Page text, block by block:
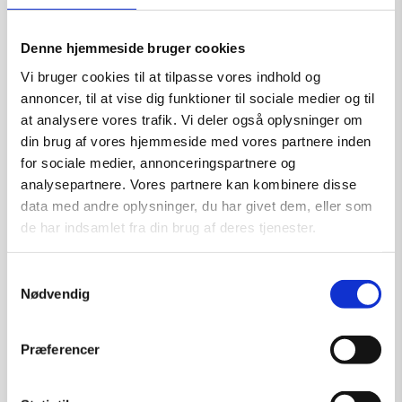
Denne hjemmeside bruger cookies
Vi bruger cookies til at tilpasse vores indhold og
annoncer, til at vise dig funktioner til sociale medier og til
at analysere vores trafik. Vi deler også oplysninger om
din brug af vores hjemmeside med vores partnere inden
for sociale medier, annonceringspartnere og
analysepartnere. Vores partnere kan kombinere disse
data med andre oplysninger, du har givet dem, eller som
de har indsamlet fra din brug af deres tjenester.
Nødvendig
Præferencer
Størrelse: 71×60
Tilføj til kurv